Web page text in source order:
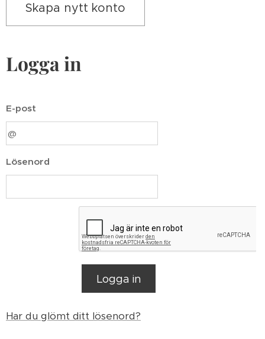
Skapa nytt konto
Logga in
E-post
Lösenord
Logga in
Har du glömt ditt lösenord?